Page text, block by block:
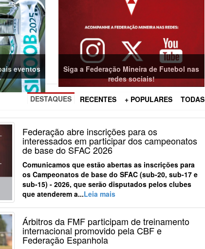
eventos
Siga a Federação Mineira de Futebol nas
redes sociais!
TODAS
+ POPULARES
RECENTES
DESTAQUES
Federação abre inscrições para os
interessados em participar dos campeonatos
de base do SFAC 2026
Comunicamos que estão abertas as inscrições para
os Campeonatos de base do SFAC (sub-20, sub-17 e
sub-15) - 2026, que serão disputados pelos clubes
que atenderem a...Leia mais
Árbitros da FMF participam de treinamento
internacional promovido pela CBF e
Federação Espanhola